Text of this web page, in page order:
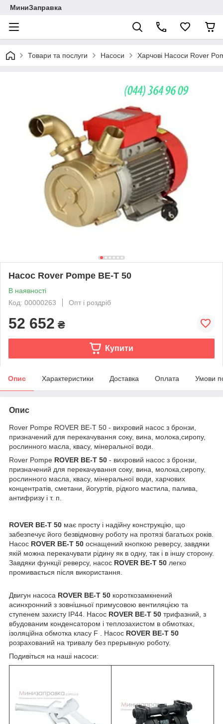
МиниЗаправка
Товари та послуги Насоси Харчові Насоси Rover
Насос Rover Pompe BE-T 50
В наявності
Код: 00000263
Опт і роздріб
52 652 ₴
Купити
Опис Характеристики Доставка Оплата Умови
Опис
Rover Pompe ROVER BE-T 50 - вихровий насос з бронзи,
призначений для перекачування соку, вина, молока,сиропу,
рослинного масла, квасу, мінеральної води.
Rover Pompe ROVER BE-T 50 - вихровий насос з бронзи,
призначений для перекачування соку, вина, молока,сиропу,
рослинного масла, квасу, мінеральної води, харчових
концентратів, сметани, йогуртів, рідкого мастила, палива,
антифризу і т. п.
ROVER BE-T 50 має просту і надійну конструкцію, що
забезпечує його безвідмовну роботу на протязі багатьох років.
Насос ROVER BE-T 50 оснащений кнопкою реверсу, завдяки
якій можна перекачувати рідину як в одну, так і в іншу сторону.
Завдяки функції реверсу, насос ROVER BE-T 50 легко
промивається після використання.
Двигун насоса ROVER BE-T 50 короткозамкнений
асинхронний з зовнішньої примусовою вентиляцією та
ступенем захисту IP44. Насос ROVER BE-T 50 трифазний, з
вбудованим конденсатором і теплозахистом в обмотках,
ізоляційна обмотка класу F . Насос ROVER BE-T 50
розрахований на тривалу без прерывную роботу.
Подивіться на наші насоси: